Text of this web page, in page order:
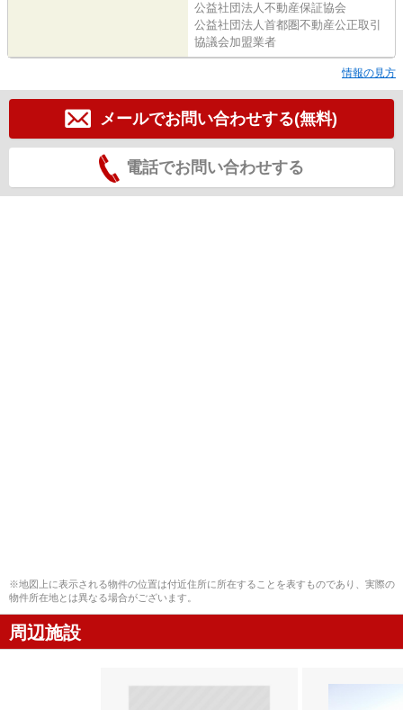
公益社団法人不動産保証協会
公益社団法人首都圏不動産公正取引
協議会加盟業者
情報の見方
メールでお問い合わせする(無料)
電話でお問い合わせする
※地図上に表示される物件の位置は付近住所に所在することを表すものであり、実際の
物件所在地とは異なる場合がございます。
周辺施設